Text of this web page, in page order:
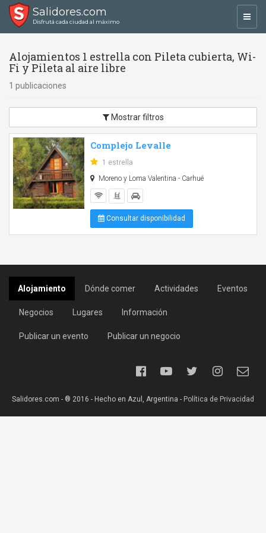
Salidores.com
Disfrutá cada ciudad al máximo
Alojamientos 1 estrella con Pileta cubierta, Wi-
Fi y Pileta al aire libre
1 publicaciones
Mostrar filtros
Complejo Levalle
1 estrella
Moreno y Loma Valentina - Carhué
Consultar disponibilidad
Alojamiento Dónde comer Actividades Eventos
Negocios Lugares Información
Publicar un evento Publicar un negocio
Salidores.com - ® 2016 - Hecho en Azul, Argentina - Política de Privacidad